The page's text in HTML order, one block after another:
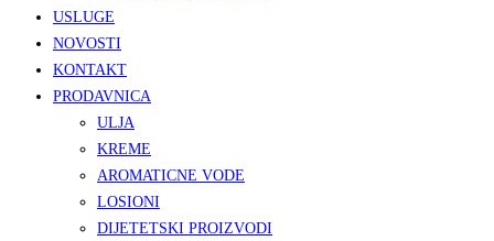
USLUGE
NOVOSTI
KONTAKT
PRODAVNICA
ULJA
KREME
AROMATICNE VODE
LOSIONI
DIJETETSKI PROIZVODI